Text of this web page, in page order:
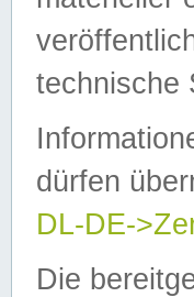
technische
dürfen
DL-DE-
Die